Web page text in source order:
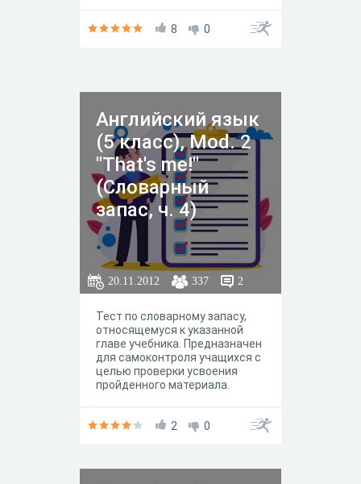
8 0
Английский язык
(5 класс), Mod. 2
"That's me!"
(Словарный
запас, ч. 4)
20.11.2012 337 2
Тест по словарному запасу,
относящемуся к указанной
главе учебника. Предназначен
для самоконтроля учащихся с
целью проверки усвоения
пройденного материала.
2 0